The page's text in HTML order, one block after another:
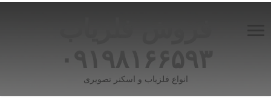
۰۹۱۹۸۱۶۶۵۹۳
انواع فلزیاب و اسکنر تصویری